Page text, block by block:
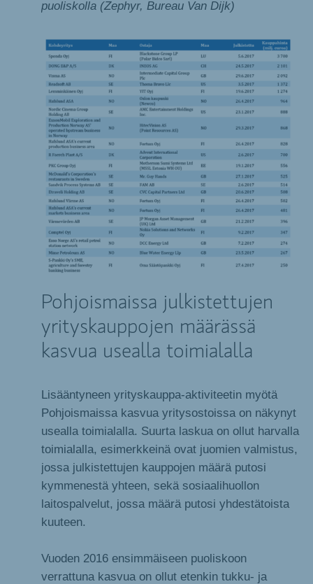
puoliskolla (Zephyr, Bureau Van Dijk)
Pohjoismaissa julkistettujen
yrityskauppojen määrässä
kasvua usealla toimialalla
Lisääntyneen yrityskauppa-aktiviteetin myötä
Pohjoismaissa kasvua yritysostoissa on näkynyt
usealla toimialalla. Suurta laskua on ollut harvalla
toimialalla, esimerkkeinä ovat juomien valmistus,
jossa julkistettujen kauppojen määrä putosi
kymmenestä yhteen, sekä sosiaalihuollon
laitospalvelut, jossa määrä putosi yhdestätoista
kuuteen.
Vuoden 2016 ensimmäiseen puoliskoon
verrattuna kasvua on ollut etenkin tukku- ja